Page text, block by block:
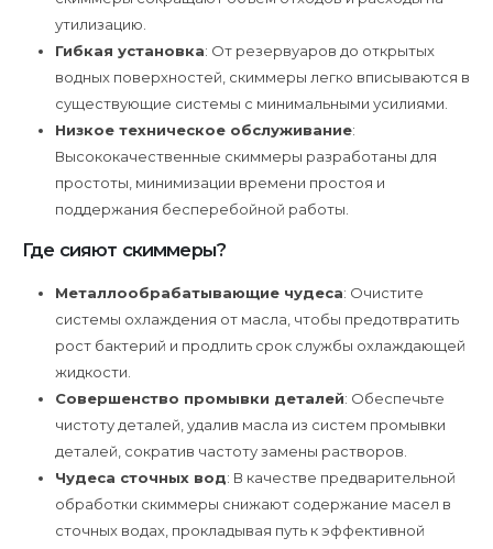
утилизацию.
Гибкая установка: От резервуаров до открытых
водных поверхностей, скиммеры легко вписываются в
существующие системы с минимальными усилиями.
Низкое техническое обслуживание:
Высококачественные скиммеры разработаны для
простоты, минимизации времени простоя и
поддержания бесперебойной работы.
Где сияют скиммеры?
Металлообрабатывающие чудеса: Очистите
системы охлаждения от масла, чтобы предотвратить
рост бактерий и продлить срок службы охлаждающей
жидкости.
Совершенство промывки деталей: Обеспечьте
чистоту деталей, удалив масла из систем промывки
деталей, сократив частоту замены растворов.
Чудеса сточных вод: В качестве предварительной
обработки скиммеры снижают содержание масел в
сточных водах, прокладывая путь к эффективной